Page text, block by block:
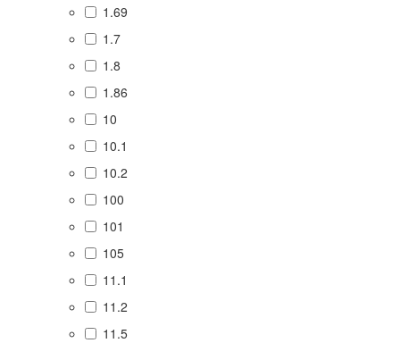
1.69
1.7
1.8
1.86
10
10.1
10.2
100
101
105
11.1
11.2
11.5